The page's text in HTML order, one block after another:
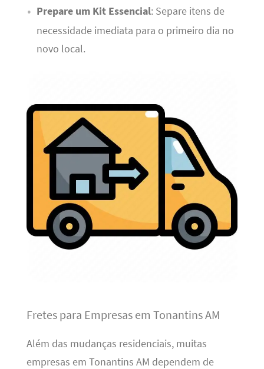
Prepare um Kit Essencial: Separe itens de
necessidade imediata para o primeiro dia no
novo local.
Fretes para Empresas em Tonantins AM
Além das mudanças residenciais, muitas
empresas em Tonantins AM dependem de